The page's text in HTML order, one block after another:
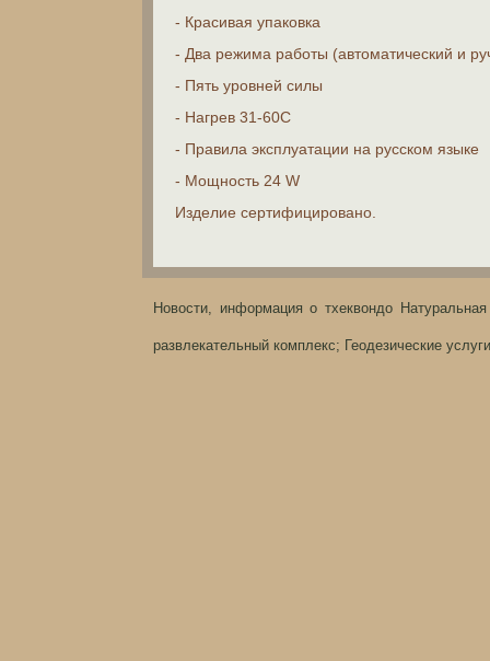
- Красивая упаковка
- Два режима работы (автоматический и
- Пять уровней силы
- Нагрев 31-60C
- Правила эксплуатации на русском языке
- Мощность 24 W
Изделие сертифицировано.
Новости, информация о тхеквондо
развлекательный комплекс; Геодезические услуги